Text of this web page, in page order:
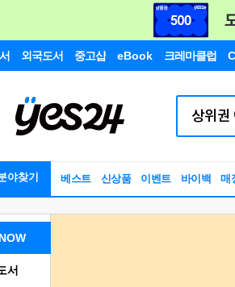
외국도서 중고샵 eBook 크레마클럽
야찾기 베스트 신상품 이벤트 바이백 매
서